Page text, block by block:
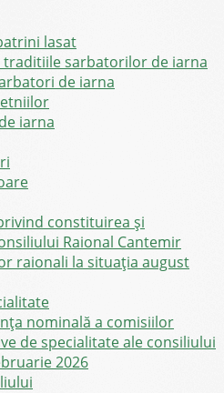
lasat
traditiile sarbatorilor de iarna
de iarna
iarna
constituirea şi
Raional Cantemir
raionali la situația august
nominală a comisiilor
de specialitate ale consiliului
2026